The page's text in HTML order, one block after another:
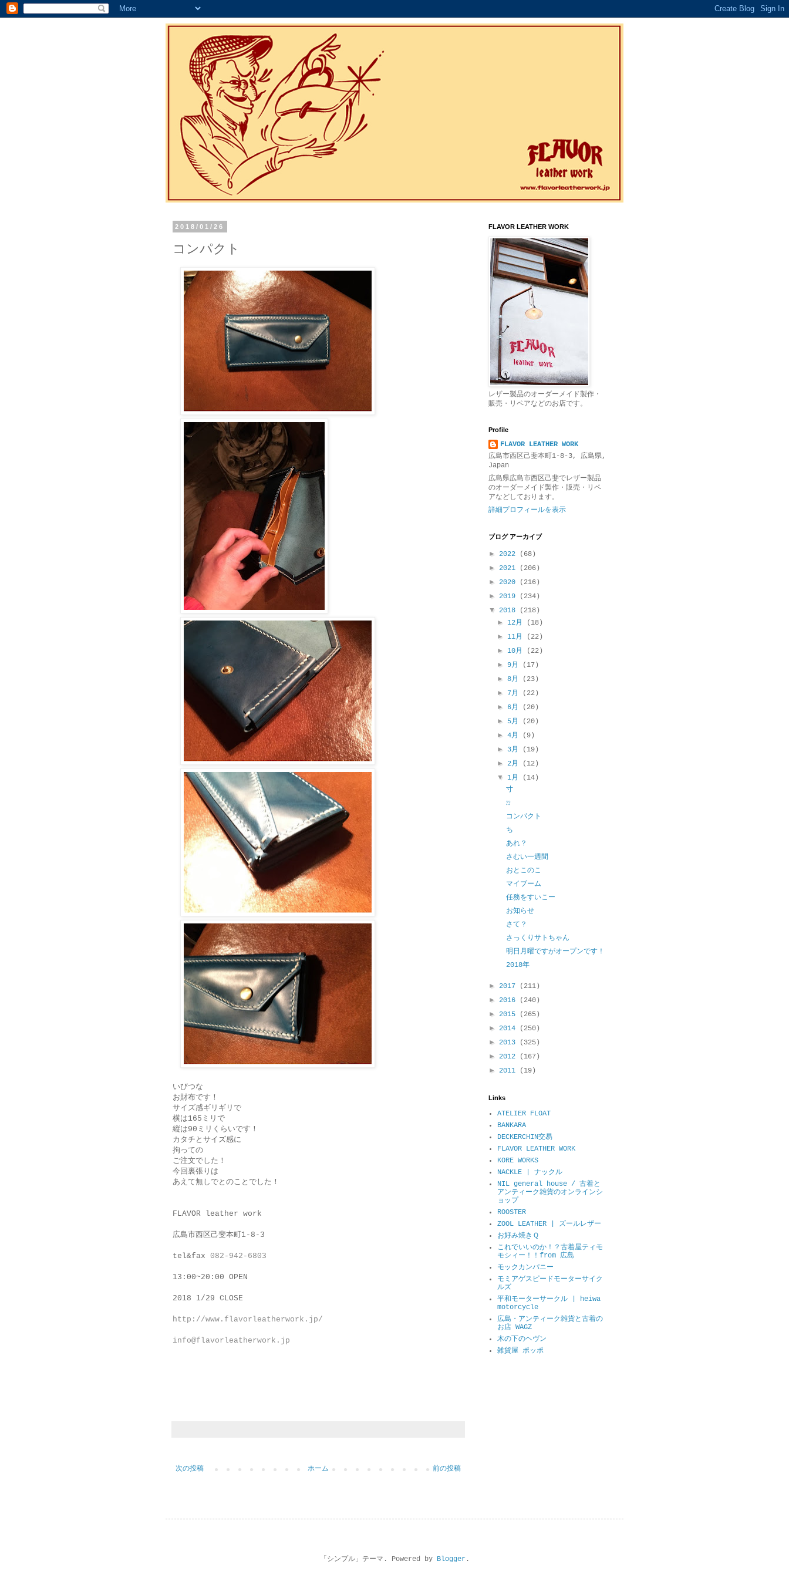
2018/01/26
コンパクト
いびつな
お財布です！
サイズ感ギリギリで
横は165ミリで
縦は90ミリくらいです！
カタチとサイズ感に
拘っての
ご注文でした！
今回裏張りは
あえて無しでとのことでした！
FLAVOR leather work
広島市西区己斐本町1-8-3
tel&fax 082-942-6803
13:00~20:00 OPEN
2018 1/29 CLOSE
http://www.flavorleatherwork.jp/
info@flavorleatherwork.jp
次の投稿 前の投稿
ホーム
FLAVOR LEATHER WORK
レザー製品のオーダーメイド製作・
販売・リペアなどのお店です。
Profile
FLAVOR LEATHER WORK
広島市西区己斐本町1-8-3, 広島県,
Japan
広島県広島市西区己斐でレザー製品
のオーダーメイド製作・販売・リペ
アなどしております。
詳細プロフィールを表示
ブログ アーカイブ
► 2022
(68)
► 2021
(206)
► 2020
(216)
► 2019
(234)
▼ 2018
(218)
►12月
(18)
►11月
(22)
►10月
(22)
►9月
(17)
►8月
(23)
► 7月
(22)
► 6月
(20)
► 5月
(20)
►4月
(9)
► 3月
(19)
►2月
(12)
▼1月
(14)
寸
⁇
コンパクト
ち
あれ？
さむい一週間
おとこのこ
マイブーム
任務をすいこー
お知らせ
さて？
さっくりサトちゃん
明日月曜ですがオープンです！
2018年
► 2017
(211)
► 2016
(240)
► 2015
(265)
► 2014
(250)
► 2013
(325)
► 2012
(167)
► 2011 (19)
Links
ATELIER FLOAT
BANKARA
DECKERCHIN交易
FLAVOR LEATHER WORK
KORE WORKS
NACKLE | ナックル
NIL general house / 古着と
アンティーク雑貨のオンラインシ
ョップ
ROOSTER
ZOOL LEATHER | ズールレザー
お好み焼きＱ
これでいいのか！？古着屋ティモ
モシィー！！from 広島
モックカンパニー
モミアゲスピードモーターサイク
ルズ
平和モーターサークル | heiwa
motorcycle
広島・アンティーク雑貨と古着の
お店 WAGZ
木の下のヘヴン
雑貨屋 ポッポ
「シンプル」テーマ. Powered by Blogger.